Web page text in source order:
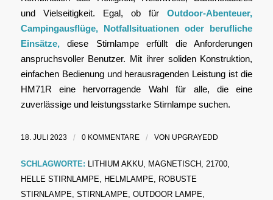
und Vielseitigkeit. Egal, ob fürOutdoor-Abenteuer,
Campingausflüge, Notfallsituationen oder berufliche
Einsätze,diese Stirnlampe erfüllt die Anforderungen
anspruchsvoller Benutzer. Mit ihrer soliden Konstruktion,
einfachen Bedienung und herausragenden Leistung ist die
HM71R eine hervorragende Wahl für alle, die eine
zuverlässige und leistungsstarke Stirnlampe suchen.
18. JULI 2023 / 0 KOMMENTARE / VON UPGRAYEDD
SCHLAGWORTE: LITHIUM AKKU, MAGNETISCH, 21700,
HELLE STIRNLAMPE, HELMLAMPE, ROBUSTE
STIRNLAMPE, STIRNLAMPE, OUTDOOR LAMPE,